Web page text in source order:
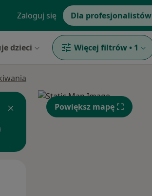
Zaloguj się Dla profesjonalistów
dzieci Więcej filtrów • 1
Powiększ mapę